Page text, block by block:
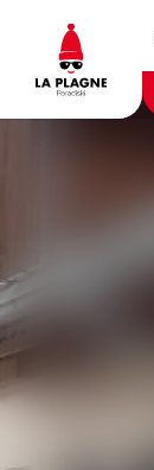
contenu
principal